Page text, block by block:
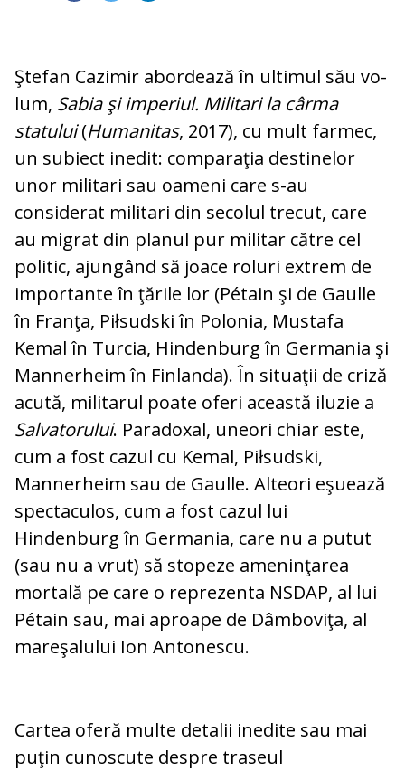
Ştefan Cazimir abordează în ultimul său vo­
lum, Sabia şi imperiul. Militari la câr­ma
statului(Humanitas, 2017), cu mult farmec,
un subiect inedit: comparaţia des­tinelor
unor militari sau oa­meni care s-au
considerat militari din secolul trecut, care
au migrat din planul pur militar către cel
politic, ajungând să joace roluri ex­trem de
importante în ţă­ri­le lor (Pétain şi de Gaulle
în Franţa, Piłsudski în Po­lo­nia, Mustafa
Kemal în Tur­cia, Hindenburg în Ger­ma­nia şi
Mannerheim în Fin­landa). În situaţii de criză
acută, militarul poate oferi această iluzie a
Salvatorului. Paradoxal, uneori chiar este,
cum a fost cazul cu Kemal, Piłsudski,
Mannerheim sau de Gaulle. Alteori eşuează
spectaculos, cum a fost cazul lui
Hindenburg în Ger­mania, care nu a putut
(sau nu a vrut) să stopeze ameninţarea
mortală pe care o reprezenta NSDAP, al lui
Pétain sau, mai aproape de Dâmboviţa, al
mareşalului Ion Antonescu.
Cartea oferă multe detalii inedite sau mai
puţin cunoscute despre traseul